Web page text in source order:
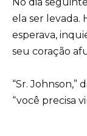
ela ser levada.
esperava,
seu coração
“Sr. Johnson,”
“você precisa